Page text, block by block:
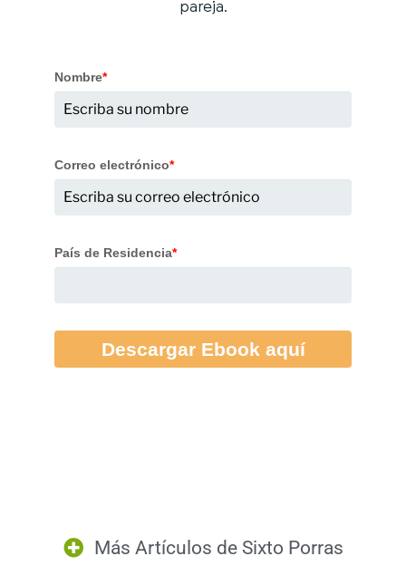
pareja.
Nombre*
Correo electrónico*
País de Residencia*
Descargar Ebook aquí
Más Artículos de Sixto Porras